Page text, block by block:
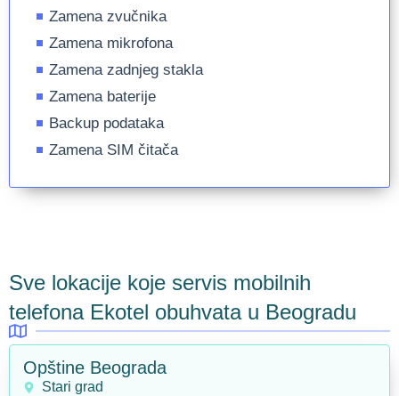
Zamena zvučnika
Zamena mikrofona
Zamena zadnjeg stakla
Zamena baterije
Backup podataka
Zamena SIM čitača
Sve lokacije koje servis mobilnih
telefona Ekotel obuhvata u Beogradu
Opštine Beograda
Stari grad